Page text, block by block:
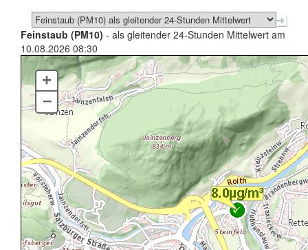
Feinstaub (PM10) - als gleitender 24-Stunden Mittelwert am
10.08.2026 08:30
+
–